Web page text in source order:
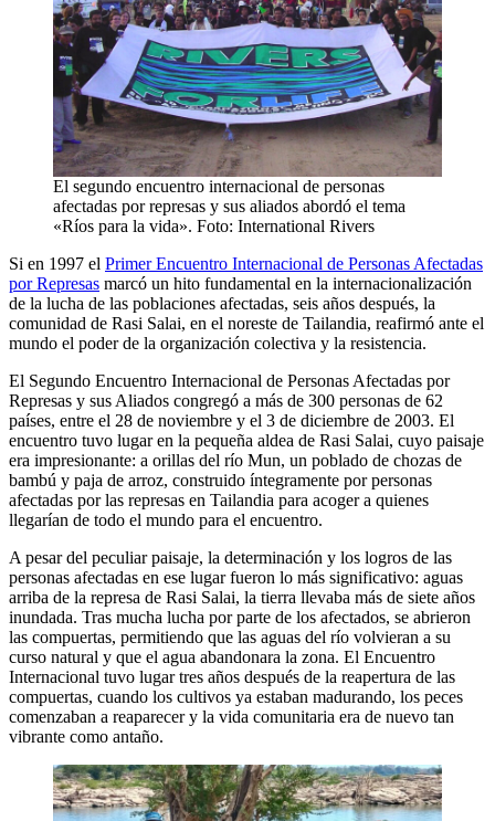
El segundo encuentro internacional de personas
afectadas por represas y sus aliados abordó el tema
«Ríos para la vida». Foto: International Rivers
Si en 1997 el Primer Encuentro Internacional de Personas Afectadas
por Represas marcó un hito fundamental en la internacionalización
de la lucha de las poblaciones afectadas, seis años después, la
comunidad de Rasi Salai, en el noreste de Tailandia, reafirmó ante el
mundo el poder de la organización colectiva y la resistencia.
El Segundo Encuentro Internacional de Personas Afectadas por
Represas y sus Aliados congregó a más de 300 personas de 62
países, entre el 28 de noviembre y el 3 de diciembre de 2003. El
encuentro tuvo lugar en la pequeña aldea de Rasi Salai, cuyo paisaje
era impresionante: a orillas del río Mun, un poblado de chozas de
bambú y paja de arroz, construido íntegramente por personas
afectadas por las represas en Tailandia para acoger a quienes
llegarían de todo el mundo para el encuentro.
A pesar del peculiar paisaje, la determinación y los logros de las
personas afectadas en ese lugar fueron lo más significativo: aguas
arriba de la represa de Rasi Salai, la tierra llevaba más de siete años
inundada. Tras mucha lucha por parte de los afectados, se abrieron
las compuertas, permitiendo que las aguas del río volvieran a su
curso natural y que el agua abandonara la zona. El Encuentro
Internacional tuvo lugar tres años después de la reapertura de las
compuertas, cuando los cultivos ya estaban madurando, los peces
comenzaban a reaparecer y la vida comunitaria era de nuevo tan
vibrante como antaño.